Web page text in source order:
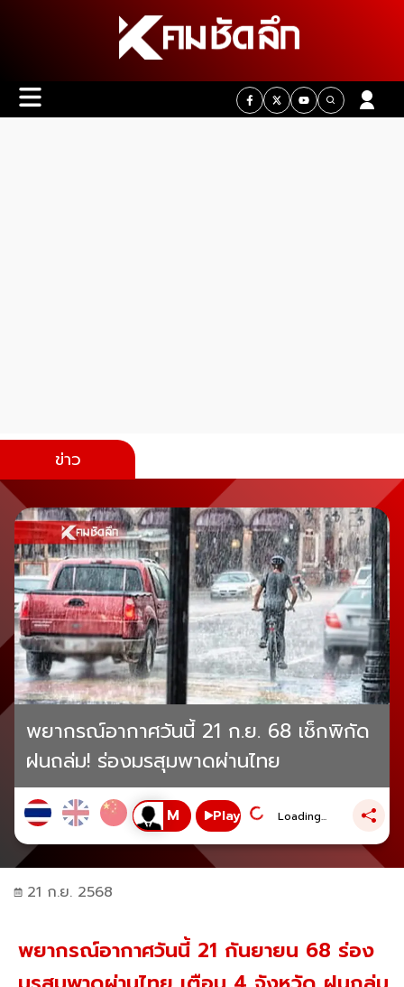
ข่าว
พยากรณ์อากาศวันนี้ 21 ก.ย. 68 เช็กพิกัด
ฝนถล่ม! ร่องมรสุมพาดผ่านไทย
Play Loading...
21 ก.ย. 2568
พยากรณ์อากาศวันนี้ 21 กันยายน 68 ร่อง